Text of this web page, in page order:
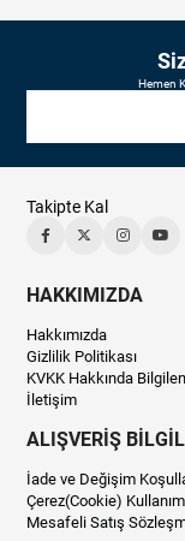
Hemen
Takipte Kal
HAKKIMIZDA
Hakkımızda
Gizlilik Politikası
KVKK Hakkında
İletişim
ALIŞVERİŞ
İade ve Değişim
Çerez(Cookie)
Mesafeli Satış